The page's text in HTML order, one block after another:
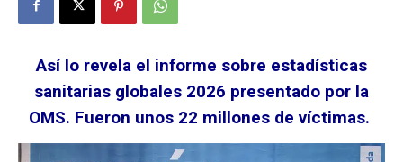
Así lo revela el informe sobre estadísticas
sanitarias globales 2026 presentado por la
OMS. Fueron unos 22 millones de víctimas.